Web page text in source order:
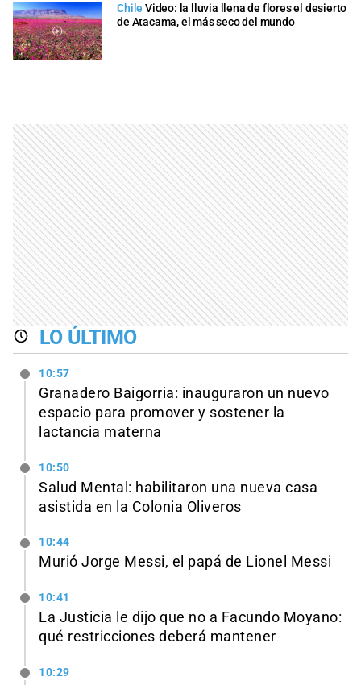
Chile Video: la lluvia llena de flores el desierto
de Atacama, el más seco del mundo
LO ÚLTIMO
10:57
Granadero Baigorria: inauguraron un nuevo
espacio para promover y sostener la
lactancia materna
10:50
Salud Mental: habilitaron una nueva casa
asistida en la Colonia Oliveros
10:44
Murió Jorge Messi, el papá de Lionel Messi
10:41
La Justicia le dijo que no a Facundo Moyano:
qué restricciones deberá mantener
10:29